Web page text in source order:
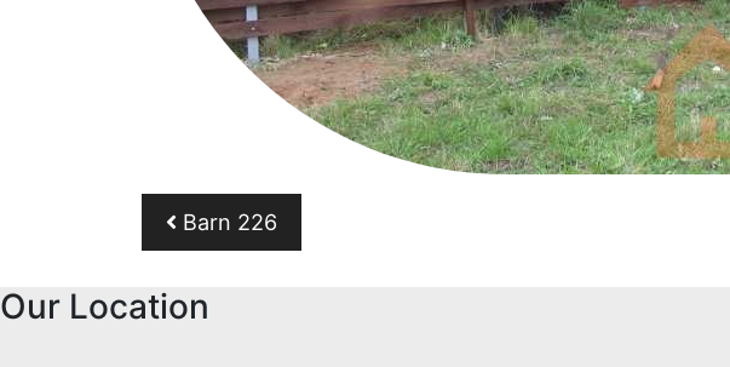
Post navigation
Barn 226
Our Location